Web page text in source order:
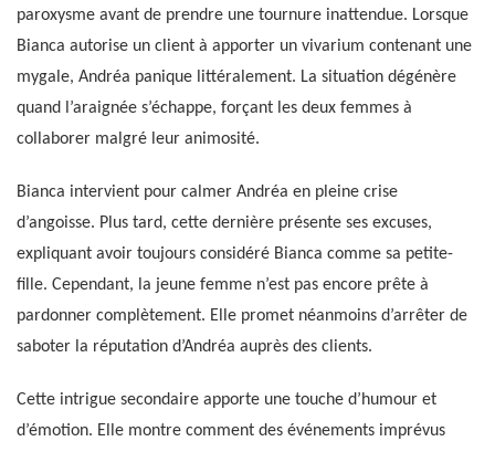
paroxysme avant de prendre une tournure inattendue. Lorsque
Bianca autorise un client à apporter un vivarium contenant une
mygale, Andréa panique littéralement. La situation dégénère
quand l’araignée s’échappe, forçant les deux femmes à
collaborer malgré leur animosité.
Bianca intervient pour calmer Andréa en pleine crise
d’angoisse. Plus tard, cette dernière présente ses excuses,
expliquant avoir toujours considéré Bianca comme sa petite-
fille. Cependant, la jeune femme n’est pas encore prête à
pardonner complètement. Elle promet néanmoins d’arrêter de
saboter la réputation d’Andréa auprès des clients.
Cette intrigue secondaire apporte une touche d’humour et
d’émotion. Elle montre comment des événements imprévus